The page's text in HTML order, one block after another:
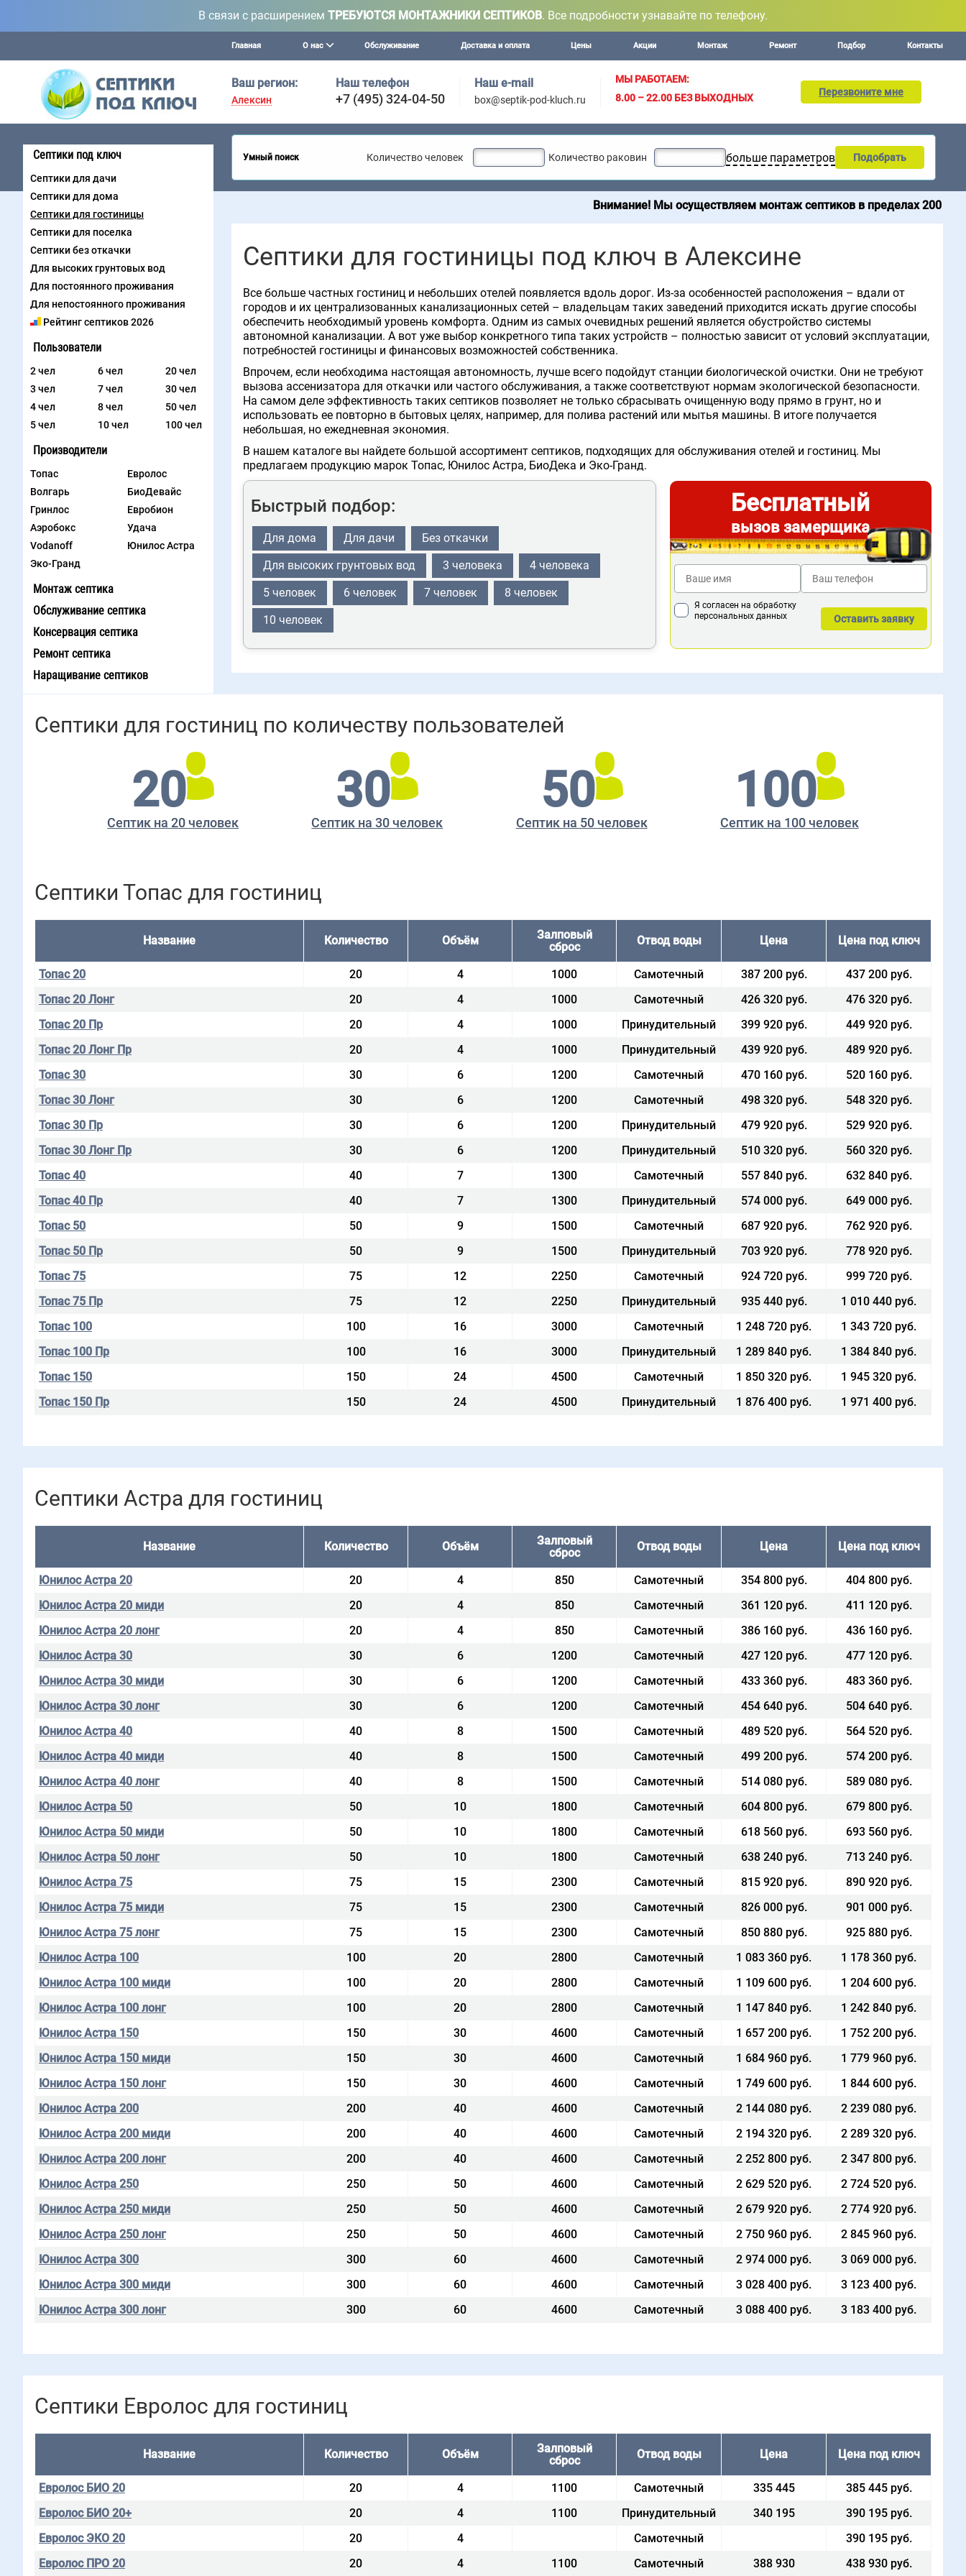
В связи с расширением ТРЕБУЮТСЯ МОНТАЖНИКИ СЕПТИКОВ. Все подробности узнавайте по телефону.
Главная О нас Обслуживание Доставка и оплата Цены Акции Монтаж Ремонт Подбор Контакты
Ваш регион:
Алексин
Наш телефон
+7 (495) 324-04-50
Наш e-mail
box@septik-pod-kluch.ru
МЫ РАБОТАЕМ:
8.00 – 22.00 БЕЗ ВЫХОДНЫХ Перезвоните мне
Умный поиск Количество человек Количество раковин больше параметров Подобрать
Внимание! Мы осуществляем монтаж септиков в пределах 200 км от МКАД.
Септики под ключ
Септики для дачи
Септики для дома
Септики для гостиницы
Септики для поселка
Септики без откачки
Для высоких грунтовых вод
Для постоянного проживания
Для непостоянного проживания
Рейтинг септиков 2026
Пользователи
2 чел
3 чел
4 чел
5 чел
6 чел
7 чел
8 чел
10 чел
20 чел
30 чел
50 чел
100 чел
Производители
Топас
Евролос
Волгарь
БиоДевайс
Гринлос
Евробион
Аэробокс
Удача
Vodanoff
Юнилос Астра
Эко-Гранд
Монтаж септика
Обслуживание септика
Консервация септика
Ремонт септика
Наращивание септиков
Септики для гостиницы под ключ в Алексине
Все больше частных гостиниц и небольших отелей появляется вдоль дорог. Из-за особенностей расположения – вдали от
городов и их централизованных канализационных сетей – владельцам таких заведений приходится искать другие способы
обеспечить необходимый уровень комфорта. Одним из самых очевидных решений является обустройство системы
автономной канализации. А вот уже выбор конкретного типа таких устройств – полностью зависит от условий эксплуатации,
потребностей гостиницы и финансовых возможностей собственника.
Впрочем, если необходима настоящая автономность, лучше всего подойдут станции биологической очистки. Они не требуют
вызова ассенизатора для откачки или частого обслуживания, а также соответствуют нормам экологической безопасности.
На самом деле эффективность таких септиков позволяет не только сбрасывать очищенную воду прямо в грунт, но и
использовать ее повторно в бытовых целях, например, для полива растений или мытья машины. В итоге получается
небольшая, но ежедневная экономия.
В нашем каталоге вы найдете большой ассортимент септиков, подходящих для обслуживания отелей и гостиниц. Мы
предлагаем продукцию марок Топас, Юнилос Астра, БиоДека и Эко-Гранд.
Быстрый подбор:
Для дома Для дачи Без откачки
Для высоких грунтовых вод 3 человека 4 человека
5 человек 6 человек 7 человек 8 человек
10 человек
Бесплатный
вызов замерщика
Я согласен на обработку
персональных данных
Септики для гостиниц по количеству пользователей
20
Септик на 20 человек
30
Септик на 30 человек
50
Септик на 50 человек
100
Септик на 100 человек
Септики Топас для гостиниц
Название Количество Объём
Залповый
сброс
Отвод воды Цена Цена под ключ
Топас 20 20 4 1000 Самотечный 387 200 руб.
437 200 руб.
Топас 20 Лонг
20 4 1000 Самотечный 426 320 руб.
476 320 руб.
Топас 20 Пр
20 4 1000 Принудительный 399 920 руб.
449 920 руб.
Топас 20 Лонг Пр
20 4 1000 Принудительный 439 920 руб.
489 920 руб.
Топас 30
30 6 1200 Самотечный 470 160 руб.
520 160 руб.
Топас 30 Лонг
30 6 1200 Самотечный 498 320 руб.
548 320 руб.
Топас 30 Пр
30 6 1200 Принудительный 479 920 руб.
529 920 руб.
Топас 30 Лонг Пр
30 6 1200 Принудительный 510 320 руб.
560 320 руб.
Топас 40
40 7 1300 Самотечный 557 840 руб.
632 840 руб.
Топас 40 Пр
40 7 1300 Принудительный 574 000 руб.
649 000 руб.
Топас 50
50 9 1500 Самотечный 687 920 руб.
762 920 руб.
Топас 50 Пр
50 9 1500 Принудительный 703 920 руб.
778 920 руб.
Топас 75
75 12 2250 Самотечный 924 720 руб.
999 720 руб.
Топас 75 Пр
75 12 2250 Принудительный 935 440 руб.
1 010 440 руб.
Топас 100
100 16 3000 Самотечный 1 248 720 руб.
1 343 720 руб.
Топас 100 Пр
100 16 3000 Принудительный 1 289 840 руб.
1 384 840 руб.
Топас 150
150 24 4500 Самотечный 1 850 320 руб.
1 945 320 руб.
Топас 150 Пр
150 24 4500 Принудительный 1 876 400 руб. 1 971 400 руб.
Септики Астра для гостиниц
Название Количество Объём
Залповый
сброс
Отвод воды Цена Цена под ключ
Юнилос Астра 20 20 4 850 Самотечный 354 800 руб.
404 800 руб.
Юнилос Астра 20 миди
20 4 850 Самотечный 361 120 руб.
411 120 руб.
Юнилос Астра 20 лонг
20 4 850 Самотечный 386 160 руб.
436 160 руб.
Юнилос Астра 30
30 6 1200 Самотечный 427 120 руб.
477 120 руб.
Юнилос Астра 30 миди
30 6 1200 Самотечный 433 360 руб.
483 360 руб.
Юнилос Астра 30 лонг
30 6 1200 Самотечный 454 640 руб.
504 640 руб.
Юнилос Астра 40
40 8 1500 Самотечный 489 520 руб.
564 520 руб.
Юнилос Астра 40 миди
40 8 1500 Самотечный 499 200 руб.
574 200 руб.
Юнилос Астра 40 лонг
40 8 1500 Самотечный 514 080 руб.
589 080 руб.
Юнилос Астра 50
50 10 1800 Самотечный 604 800 руб.
679 800 руб.
Юнилос Астра 50 миди
50 10 1800 Самотечный 618 560 руб.
693 560 руб.
Юнилос Астра 50 лонг
50 10 1800 Самотечный 638 240 руб.
713 240 руб.
Юнилос Астра 75
75 15 2300 Самотечный 815 920 руб.
890 920 руб.
Юнилос Астра 75 миди
75 15 2300 Самотечный 826 000 руб.
901 000 руб.
Юнилос Астра 75 лонг
75 15 2300 Самотечный 850 880 руб.
925 880 руб.
Юнилос Астра 100
100 20 2800 Самотечный 1 083 360 руб.
1 178 360 руб.
Юнилос Астра 100 миди
100 20 2800 Самотечный 1 109 600 руб.
1 204 600 руб.
Юнилос Астра 100 лонг
100 20 2800 Самотечный 1 147 840 руб.
1 242 840 руб.
Юнилос Астра 150
150 30 4600 Самотечный 1 657 200 руб.
1 752 200 руб.
Юнилос Астра 150 миди
150 30 4600 Самотечный 1 684 960 руб.
1 779 960 руб.
Юнилос Астра 150 лонг
150 30 4600 Самотечный 1 749 600 руб.
1 844 600 руб.
Юнилос Астра 200
200 40 4600 Самотечный 2 144 080 руб.
2 239 080 руб.
Юнилос Астра 200 миди
200 40 4600 Самотечный 2 194 320 руб.
2 289 320 руб.
Юнилос Астра 200 лонг
200 40 4600 Самотечный 2 252 800 руб.
2 347 800 руб.
Юнилос Астра 250
250 50 4600 Самотечный 2 629 520 руб.
2 724 520 руб.
Юнилос Астра 250 миди
250 50 4600 Самотечный 2 679 920 руб.
2 774 920 руб.
Юнилос Астра 250 лонг
250 50 4600 Самотечный 2 750 960 руб.
2 845 960 руб.
Юнилос Астра 300
300 60 4600 Самотечный 2 974 000 руб.
3 069 000 руб.
Юнилос Астра 300 миди
300 60 4600 Самотечный 3 028 400 руб.
3 123 400 руб.
Юнилос Астра 300 лонг
300 60 4600 Самотечный 3 088 400 руб. 3 183 400 руб.
Септики Евролос для гостиниц
Название Количество Объём
Залповый
сброс
Отвод воды Цена Цена под ключ
Евролос БИО 20 20 4 1100 Самотечный 335 445
385 445 руб.
Евролос БИО 20+
20 4 1100 Принудительный 340 195
390 195 руб.
Евролос ЭКО 20
20 4 Самотечный
390 195 руб.
Евролос ПРО 20
20 4 1100 Самотечный 388 930 438 930 руб.